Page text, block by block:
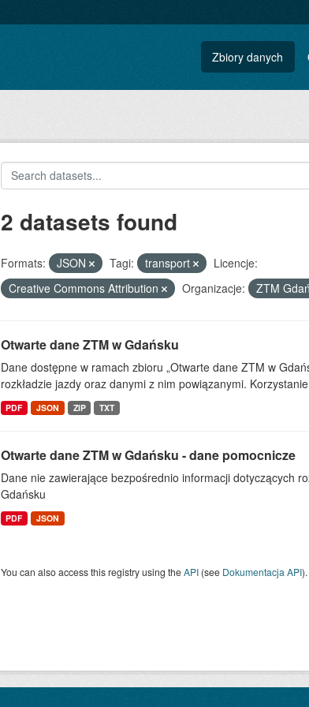
Zbiory danych
2 datasets found
Formats: JSON Tagi: transport
Licencje:
Creative Commons Attribution
Organizacje: ZTM
Otwarte dane ZTM w Gdańsku
Dane dostępne w ramach zbioru „Otwarte dane ZTM w
rozkładzie jazdy oraz danymi z nim powiązanymi.
PDF JSON ZIP TXT
Otwarte dane ZTM w Gdańsku - dane pomocnicze
Dane nie zawierające bezpośrednio informacji dotyczących
Gdańsku
PDF JSON
You can also access this registry using theAPI(see Dokumentacja API).